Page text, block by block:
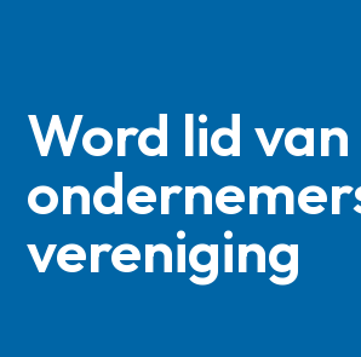
Word lid van
vereniging